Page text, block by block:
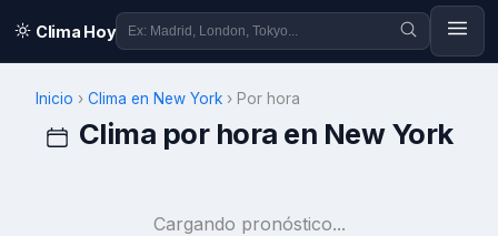
Clima Hoy
Inicio › Clima en New York › Por hora
Clima por hora en New York
Cargando pronóstico...